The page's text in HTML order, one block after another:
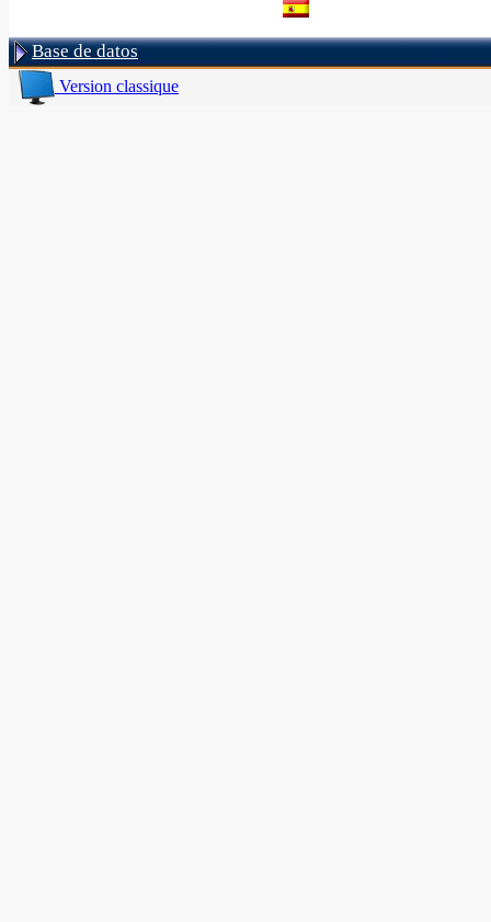
Base de datos
Version classique